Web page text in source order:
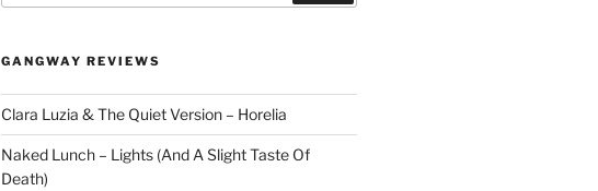
GANGWAY REVIEWS
Clara Luzia & The Quiet Version – Horelia
Naked Lunch – Lights (And A Slight Taste Of
Death)